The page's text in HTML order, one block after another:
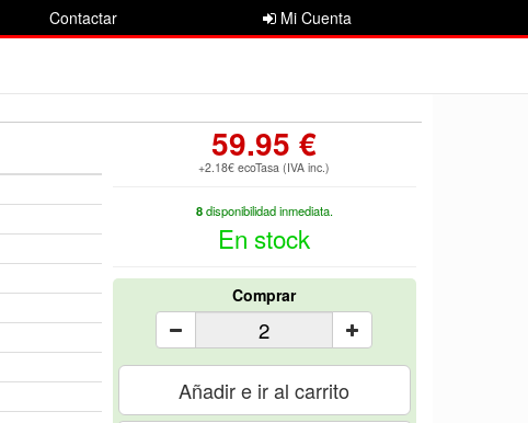
Contactar Mi Cuenta
59.95 €
+2.18€ ecoTasa (IVA inc.)
8disponibilidad inmediata.
En stock
Comprar
Añadir e ir al carrito